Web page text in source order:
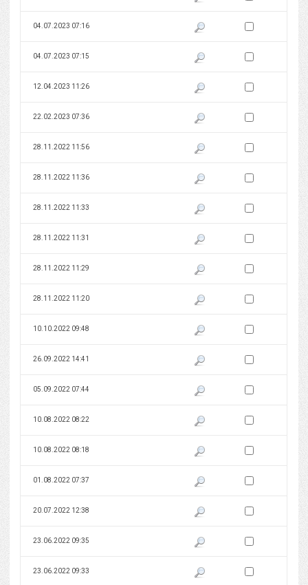
04.07.2023 07:16 Pokaż podgląd wersji z dnia
Zaznacz wersję do
04.07.2023 07:15 Pokaż podgląd wersji z dnia
Zaznacz wersję do
12.04.2023 11:26 Pokaż podgląd wersji z dnia
Zaznacz wersję do
22.02.2023 07:36 Pokaż podgląd wersji z dnia
Zaznacz wersję do
28.11.2022 11:56 Pokaż podgląd wersji z dnia
Zaznacz wersję do
28.11.2022 11:36 Pokaż podgląd wersji z dnia
Zaznacz wersję do
28.11.2022 11:33 Pokaż podgląd wersji z dnia
Zaznacz wersję do
28.11.2022 11:31 Pokaż podgląd wersji z dnia
Zaznacz wersję do
28.11.2022 11:29 Pokaż podgląd wersji z dnia
Zaznacz wersję do
28.11.2022 11:20 Pokaż podgląd wersji z dnia
Zaznacz wersję do
10.10.2022 09:48 Pokaż podgląd wersji z dnia
Zaznacz wersję do
26.09.2022 14:41 Pokaż podgląd wersji z dnia
Zaznacz wersję do
05.09.2022 07:44 Pokaż podgląd wersji z dnia
Zaznacz wersję do
10.08.2022 08:22 Pokaż podgląd wersji z dnia
Zaznacz wersję do
10.08.2022 08:18 Pokaż podgląd wersji z dnia
Zaznacz wersję do
01.08.2022 07:37 Pokaż podgląd wersji z dnia
Zaznacz wersję do
20.07.2022 12:38 Pokaż podgląd wersji z dnia
Zaznacz wersję do
23.06.2022 09:35 Pokaż podgląd wersji z dnia
Zaznacz wersję do
23.06.2022 09:33 Pokaż podgląd wersji z dnia
Zaznacz wersję do